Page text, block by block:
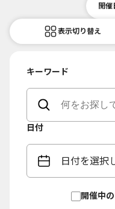
開催
表示切り替え
キーワード
日付
日付を選択
開催中